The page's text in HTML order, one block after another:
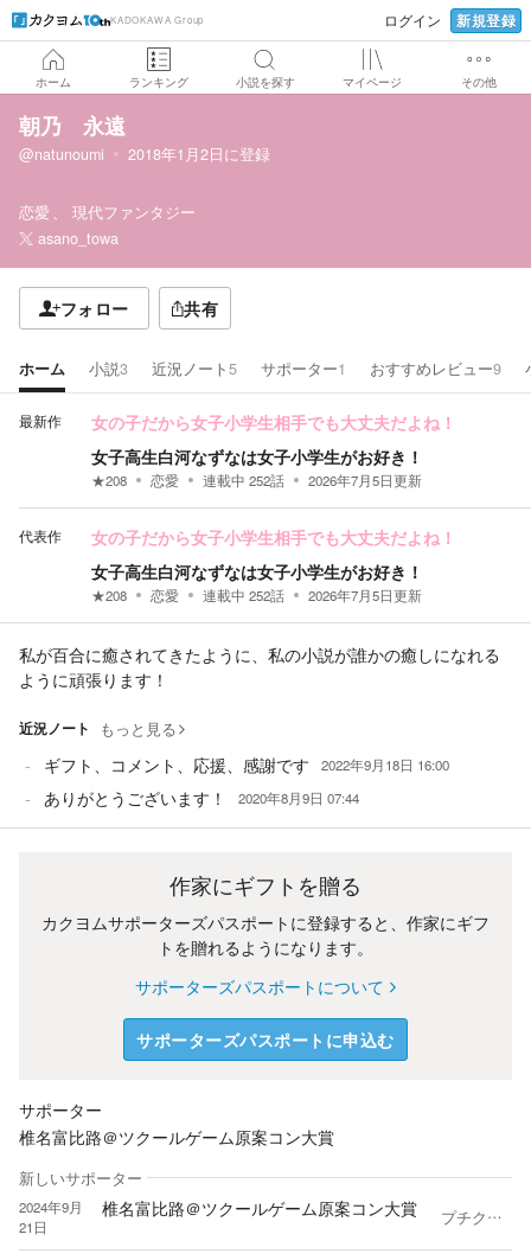
KADOKAWA Group ログイン 新規登録
ホーム ランキング 小説を探す マイページ その他
朝乃 永遠
@natunoumi 2018年1月2日に登録
恋愛
現代ファンタジー
asano_towa
フォロー 共有
ホーム 小説3 近況ノート 5 サポーター1 おすすめレビュー9
最新作 女の子だから女子小学生相手でも大丈夫だよね！
女子高生白河なずなは女子小学生がお好き！
★208 恋愛 連載中 252話 2026年7月5日更新
代表作 女の子だから女子小学生相手でも大丈夫だよね！
女子高生白河なずなは女子小学生がお好き！
★208 恋愛 連載中 252話 2026年7月5日更新
私が百合に癒されてきたように、私の小説が誰かの癒しになれる
ように頑張ります！
近況ノート もっと見る
ギフト、コメント、応援、感謝です 2022年9月18日 16:00
ありがとうございます！ 2020年8月9日 07:44
作家にギフトを贈る
カクヨムサポーターズパスポートに登録すると、作家にギフ
トを贈れるようになります。
サポーターズパスポートについて
サポーターズパスポートに申込む
サポーター
椎名富比路＠ツクールゲーム原案コン大賞
新しいサポーター
2024年9月
21日
椎名富比路＠ツクールゲーム原案コン大賞 プチクリ作家 ◆戦績 2023 ツクールゲーム原案コン 大賞 『お嬢様は露出狂！ 謎の光で隠せ！』 2021 ノベルアップ＋様 ビキニアーマーコン 入賞 『伝説の武具のサイズが合いません⁉ 魔王復活までに、聖女をダイエットさせろ！』 2020 アルファポリス様 第11回ドリーム小説大賞 奨励賞 『おっさんとＪＫが、路地裏の大衆食堂で食べるだけ』 はてなブログさんにてブログを開設しました。 絶・対・に・創作の役に立たない映画評のブログ https://www.pikusitome.work カクヨムの小説を読む必要があるなと思いつつ、ノンフィクションばかりに目が行く。 他人の思想や体験談が面白すぎる。